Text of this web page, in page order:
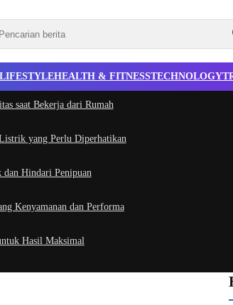
LIFESTYLEHEALTH & FITNESSTECHNOLOGY
saat Bekerja dari Rumah
yang Perlu Diperhatikan
dan Hindari Penipuan
Kenyamanan dan Performa
Hasil Maksimal